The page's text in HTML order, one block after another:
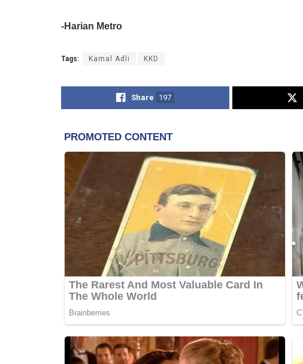
-Harian Metro
Tags: Kamal Adli KKD
Share 197